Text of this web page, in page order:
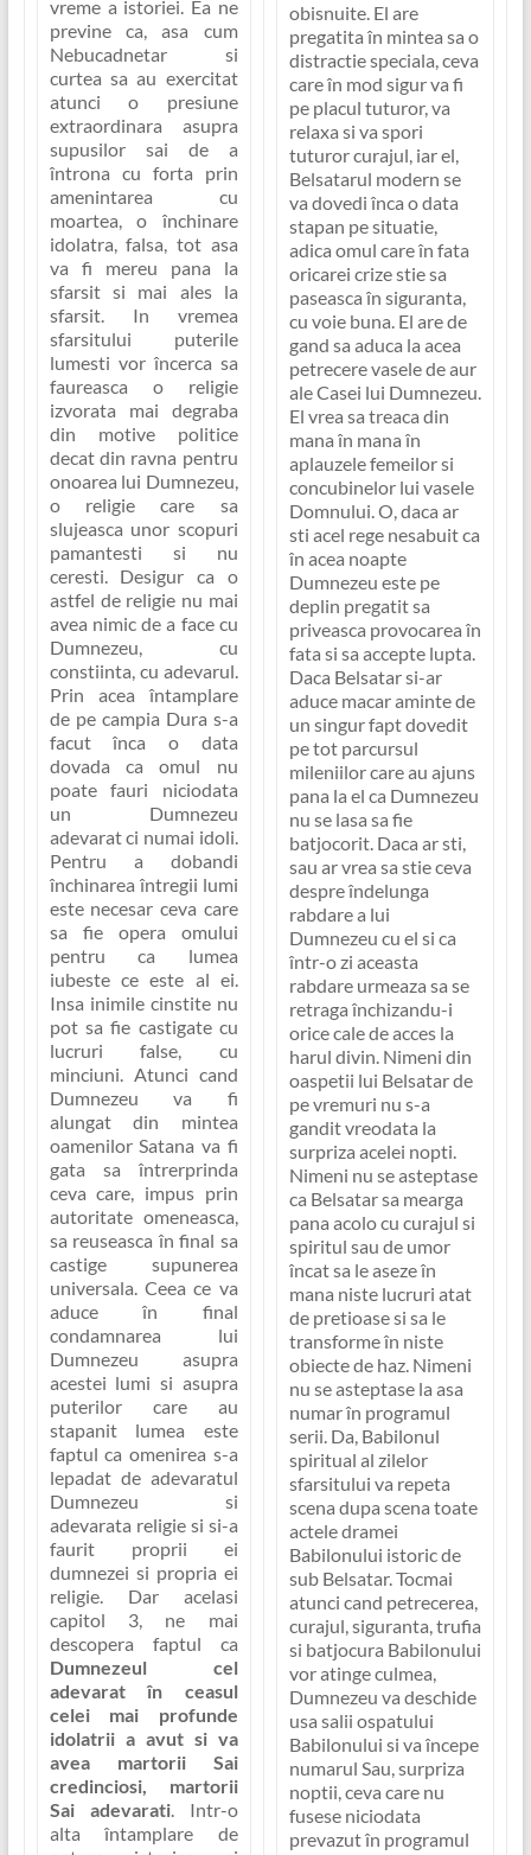
vreme a istoriei. Ea ne
previne ca, asa cum
Nebucadnetar si
curtea sa au exercitat
atunci o presiune
extraordinara asupra
supusilor sai de a
întrona cu forta prin
amenintarea cu
moartea, o închinare
idolatra, falsa, tot asa
va fi mereu pana la
sfarsit si mai ales la
sfarsit. In vremea
sfarsitului puterile
lumesti vor încerca sa
faureasca o religie
izvorata mai degraba
din motive politice
decat din ravna pentru
onoarea lui Dumnezeu,
o religie care sa
slujeasca unor scopuri
pamantesti si nu
ceresti. Desigur ca o
astfel de religie nu mai
avea nimic de a face cu
Dumnezeu, cu
constiinta, cu adevarul.
Prin acea întamplare
de pe campia Dura s-a
facut înca o data
dovada ca omul nu
poate fauri niciodata
un Dumnezeu
adevarat ci numai idoli.
Pentru a dobandi
închinarea întregii lumi
este necesar ceva care
sa fie opera omului
pentru ca lumea
iubeste ce este al ei.
Insa inimile cinstite nu
pot sa fie castigate cu
lucruri false, cu
minciuni. Atunci cand
Dumnezeu va fi
alungat din mintea
oamenilor Satana va fi
gata sa întrerprinda
ceva care, impus prin
autoritate omeneasca,
sa reuseasca în final sa
castige supunerea
universala. Ceea ce va
aduce în final
condamnarea lui
Dumnezeu asupra
acestei lumi si asupra
puterilor care au
stapanit lumea este
faptul ca omenirea s-a
lepadat de adevaratul
Dumnezeu si
adevarata religie si si-a
faurit proprii ei
dumnezei si propria ei
religie. Dar acelasi
capitol 3, ne mai
descopera faptul ca
Dumnezeul cel
adevarat în ceasul
celei mai profunde
idolatrii a avut si va
avea martorii Sai
credinciosi, martorii
Sai adevarati. Intr-o
alta întamplare de
obisnuite. El are
pregatita în mintea sa o
distractie speciala, ceva
care în mod sigur va fi
pe placul tuturor, va
relaxa si va spori
tuturor curajul, iar el,
Belsatarul modern se
va dovedi înca o data
stapan pe situatie,
adica omul care în fata
oricarei crize stie sa
paseasca în siguranta,
cu voie buna. El are de
gand sa aduca la acea
petrecere vasele de aur
ale Casei lui Dumnezeu.
El vrea sa treaca din
mana în mana în
aplauzele femeilor si
concubinelor lui vasele
Domnului. O, daca ar
sti acel rege nesabuit ca
în acea noapte
Dumnezeu este pe
deplin pregatit sa
priveasca provocarea în
fata si sa accepte lupta.
Daca Belsatar si-ar
aduce macar aminte de
un singur fapt dovedit
pe tot parcursul
mileniilor care au ajuns
pana la el ca Dumnezeu
nu se lasa sa fie
batjocorit. Daca ar sti,
sau ar vrea sa stie ceva
despre îndelunga
rabdare a lui
Dumnezeu cu el si ca
într-o zi aceasta
rabdare urmeaza sa se
retraga închizandu-i
orice cale de acces la
harul divin. Nimeni din
oaspetii lui Belsatar de
pe vremuri nu s-a
gandit vreodata la
surpriza acelei nopti.
Nimeni nu se asteptase
ca Belsatar sa mearga
pana acolo cu curajul si
spiritul sau de umor
încat sa le aseze în
mana niste lucruri atat
de pretioase si sa le
transforme în niste
obiecte de haz. Nimeni
nu se asteptase la asa
numar în programul
serii. Da, Babilonul
spiritual al zilelor
sfarsitului va repeta
scena dupa scena toate
actele dramei
Babilonului istoric de
sub Belsatar. Tocmai
atunci cand petrecerea,
curajul, siguranta, trufia
si batjocura Babilonului
vor atinge culmea,
Dumnezeu va deschide
usa salii ospatului
Babilonului si va începe
numarul Sau, surpriza
noptii, ceva care nu
fusese niciodata
prevazut în programul